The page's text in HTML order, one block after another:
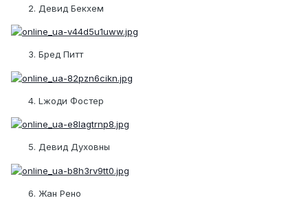
2. Девид Бекхем
3. Бред Питт
4. Lжоди Фостер
5. Девид Духовны
6. Жан Рено